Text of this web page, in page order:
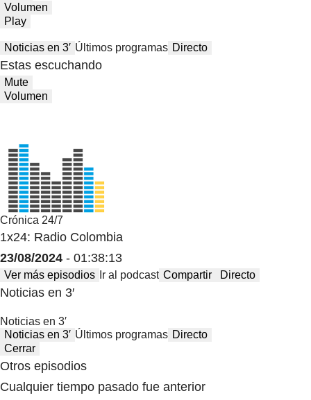
Volumen
Play
Noticias en 3′ Últimos programas Directo
Estas escuchando
Mute
Volumen
Crónica 24/7
1x24: Radio Colombia
23/08/2024 - 01:38:13
Ver más episodios Ir al podcast Compartir Directo
Noticias en 3′
Noticias en 3′
Noticias en 3′ Últimos programas Directo
Cerrar
Otros episodios
Cualquier tiempo pasado fue anterior